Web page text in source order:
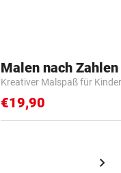
Kreativer Malspaß für Kinder
€19,90
chevron_right